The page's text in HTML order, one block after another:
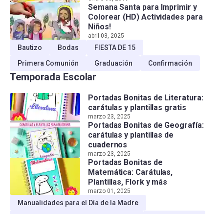
Semana Santa para Imprimir y
Colorear (HD) Actividades para
Niños!
abril 03, 2025
Bautizo Bodas
FIESTA DE 15
Primera Comunión
Graduación Confirmación
Temporada Escolar
Portadas Bonitas de Literatura:
carátulas y plantillas gratis
marzo 23, 2025
Portadas Bonitas de Geografía:
carátulas y plantillas de
cuadernos
marzo 23, 2025
Portadas Bonitas de
Matemática: Carátulas,
Plantillas, Flork y más
marzo 01, 2025
Manualidades para el Día de la Madre